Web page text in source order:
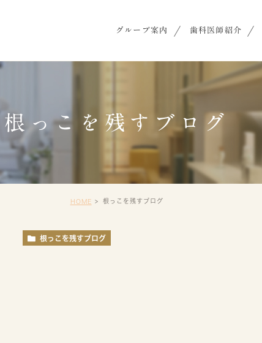
グループ案内 歯科医師紹介
根っこを残すブログ
HOME 根っこを残すブログ
根っこを残すブログ